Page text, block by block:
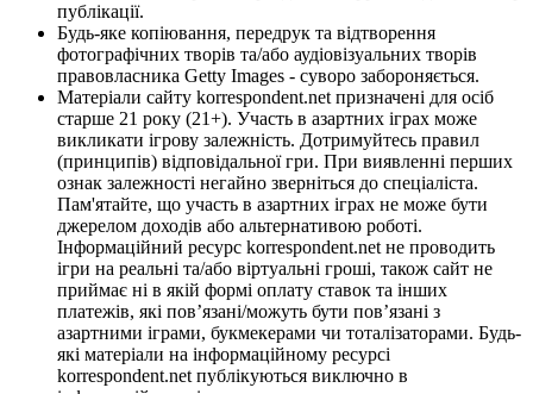
публікації.
Будь-яке копіювання, передрук та відтворення
фотографічних творів та/або аудіовізуальних творів
правовласника Getty Images - суворо забороняється.
Матеріали сайту korrespondent.net призначені для осіб
старше 21 року (21+). Участь в азартних іграх може
викликати ігрову залежність. Дотримуйтесь правил
(принципів) відповідальної гри. При виявленні перших
ознак залежності негайно зверніться до спеціаліста.
Пам'ятайте, що участь в азартних іграх не може бути
джерелом доходів або альтернативою роботі.
Інформаційний ресурс korrespondent.net не проводить
ігри на реальні та/або віртуальні гроші, також сайт не
приймає ні в якій формі оплату ставок та інших
платежів, які пов’язані/можуть бути пов’язані з
азартними іграми, букмекерами чи тоталізаторами. Будь-
які матеріали на інформаційному ресурсі
korrespondent.net публікуються виключно в